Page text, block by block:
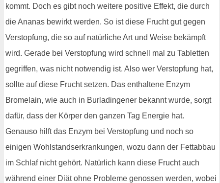
kommt. Doch es gibt noch weitere positive Effekt, die durch
die Ananas bewirkt werden. So ist diese Frucht gut gegen
Verstopfung, die so auf natürliche Art und Weise bekämpft
wird. Gerade bei Verstopfung wird schnell mal zu Tabletten
gegriffen, was nicht notwendig ist. Also wer Verstopfung hat,
sollte auf diese Frucht setzen. Das enthaltene Enzym
Bromelain, wie auch in Burladingener bekannt wurde, sorgt
dafür, dass der Körper den ganzen Tag Energie hat.
Genauso hilft das Enzym bei Verstopfung und noch so
einigen Wohlstandserkrankungen, wozu dann der Fettabbau
im Schlaf nicht gehört. Natürlich kann diese Frucht auch
während einer Diät ohne Probleme genossen werden, wobei